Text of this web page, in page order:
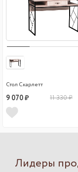
Стол Скарлетт
9 070 ₽ 11 330 ₽
Лидеры